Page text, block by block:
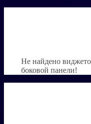
Не найдено
боковой панели!